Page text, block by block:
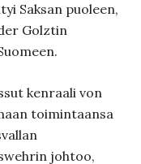
Saksan puoleen,
Golztin
kenraali von
toimintaansa
johtoo,